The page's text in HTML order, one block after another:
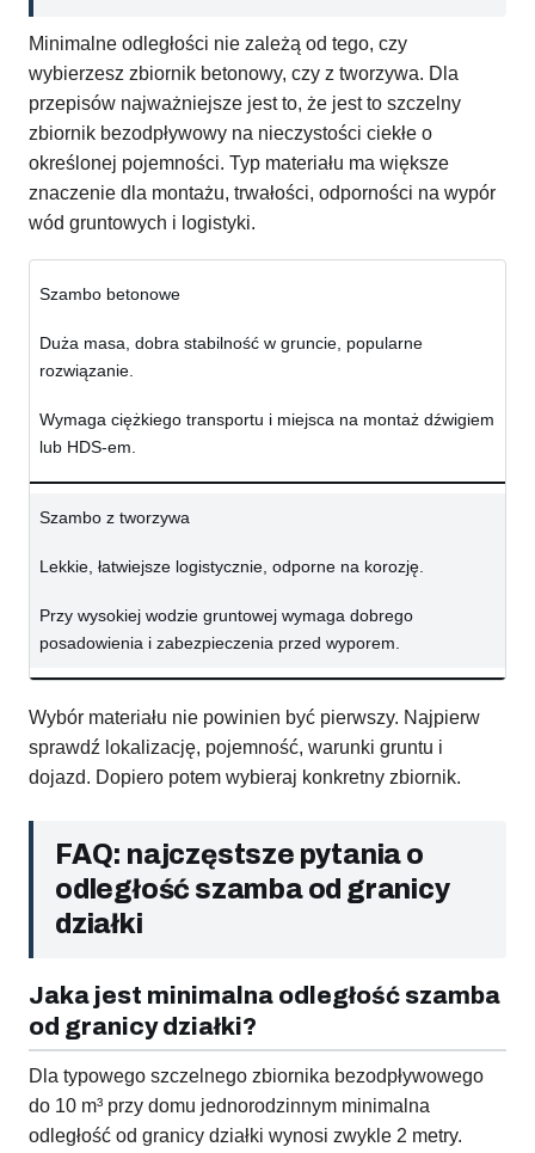
Minimalne odległości nie zależą od tego, czy
wybierzesz zbiornik betonowy, czy z tworzywa. Dla
przepisów najważniejsze jest to, że jest to szczelny
zbiornik bezodpływowy na nieczystości ciekłe o
określonej pojemności. Typ materiału ma większe
znaczenie dla montażu, trwałości, odporności na wypór
wód gruntowych i logistyki.
Szambo betonowe
Duża masa, dobra stabilność w gruncie, popularne
rozwiązanie.
Wymaga ciężkiego transportu i miejsca na montaż dźwigiem
lub HDS-em.
Szambo z tworzywa
Lekkie, łatwiejsze logistycznie, odporne na korozję.
Przy wysokiej wodzie gruntowej wymaga dobrego
posadowienia i zabezpieczenia przed wyporem.
Wybór materiału nie powinien być pierwszy. Najpierw
sprawdź lokalizację, pojemność, warunki gruntu i
dojazd. Dopiero potem wybieraj konkretny zbiornik.
FAQ: najczęstsze pytania o
odległość szamba od granicy
działki
Jaka jest minimalna odległość szamba
od granicy działki?
Dla typowego szczelnego zbiornika bezodpływowego
do 10 m³ przy domu jednorodzinnym minimalna
odległość od granicy działki wynosi zwykle 2 metry.